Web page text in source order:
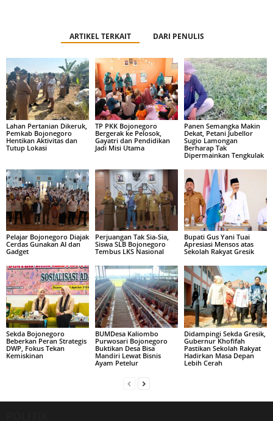
ARTIKEL TERKAIT DARI PENULIS
Lahan Pertanian Dikeruk,
Pemkab Bojonegoro
Hentikan Aktivitas dan
Tutup Lokasi
TP PKK Bojonegoro
Bergerak ke Pelosok,
Gayatri dan Pendidikan
Jadi Misi Utama
Panen Semangka Makin
Dekat, Petani Jubellor
Sugio Lamongan
Berharap Tak
Dipermainkan Tengkulak
Pelajar Bojonegoro Diajak
Cerdas Gunakan AI dan
Gadget
Perjuangan Tak Sia-Sia,
Siswa SLB Bojonegoro
Tembus LKS Nasional
Bupati Gus Yani Tuai
Apresiasi Mensos atas
Sekolah Rakyat Gresik
Sekda Bojonegoro
Beberkan Peran Strategis
DWP, Fokus Tekan
Kemiskinan
BUMDesa Kaliombo
Purwosari Bojonegoro
Buktikan Desa Bisa
Mandiri Lewat Bisnis
Ayam Petelur
Didampingi Sekda Gresik,
Gubernur Khofifah
Pastikan Sekolah Rakyat
Hadirkan Masa Depan
Lebih Cerah